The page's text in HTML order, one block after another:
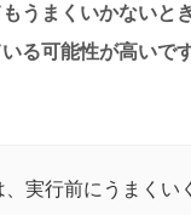
うまくいかないと
る可能性が高いです
、実行前にうまくい